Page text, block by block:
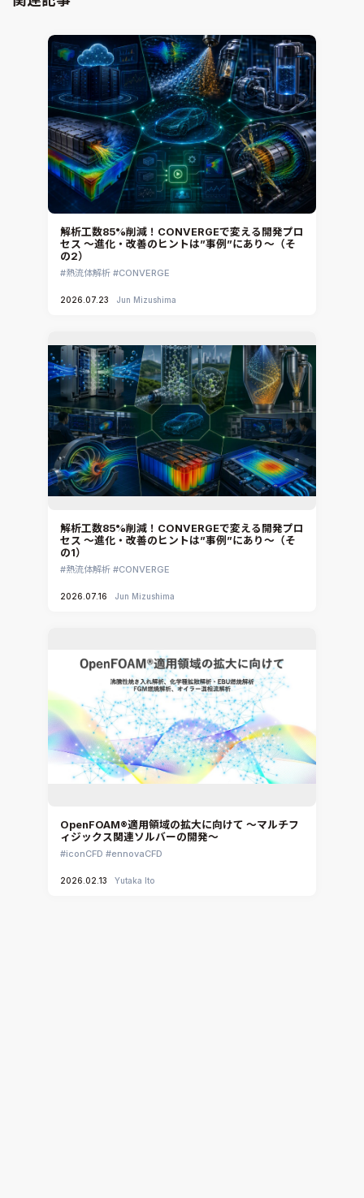
CAD連携・CAE業務支援
MBDプロセス構築コンサルティング
CAEエンジニアリングコンサルティング
音響設計
CAE分野におけるAIコンサルティング
システム構築と開発
CONVERGE
iconCFD
SIMULIA Abaqus Unified FEA
Simcenter Flotherm
Simcenter Flotherm XT
Ansys Electronics
DEMITASNX
Simcenter 3D Acoustics
Rocky
CATIA V5 Analysis
3DEXPERIENCE SIMULIA
ennovaCFD
MpCCI
Ansys Granta MI
Ansys Granta Selector
解析工数85%削減！CONVERGEで変える開発プロ
セス ～進化・改善のヒントは”事例”にあり～（そ
の2）
熱流体解析 CONVERGE
2026.07.23 Jun Mizushima
解析工数85%削減！CONVERGEで変える開発プロ
セス ～進化・改善のヒントは”事例”にあり～（そ
の1）
熱流体解析 CONVERGE
2026.07.16 Jun Mizushima
OpenFOAM®適用領域の拡大に向けて ～マルチフ
ィジックス関連ソルバーの開発～
iconCFD ennovaCFD
2026.02.13 Yutaka Ito